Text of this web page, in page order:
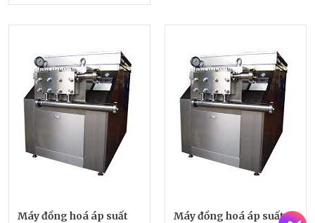
Máy đồng hoá áp suất
Máy đồng hoá áp suất